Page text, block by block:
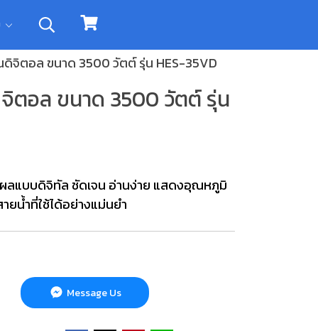
ดิจิตอล ขนาด 3500 วัตต์ รุ่น HES-35VD
ตอล ขนาด 3500 วัตต์ รุ่น
ลแบบดิจิทัล ชัดเจน อ่านง่าย แสดงอุณหภูมิ
ยน้ำที่ใช้ได้อย่างแม่นยำ
Message Us